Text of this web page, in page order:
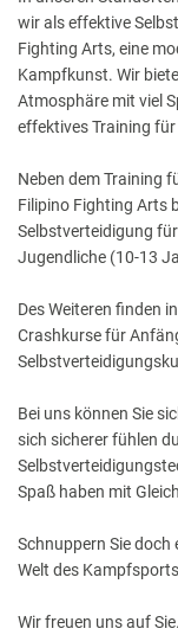
wir als effektive
Fighting Arts, eine
Kampfkunst. Wir
Atmosphäre mit viel
effektives Training
Neben dem Training
Filipino Fighting Arts
Selbstverteidigung
Jugendliche (10-13
Des Weiteren finden
Crashkurse für
Bei uns können Sie
sich sicherer fühlen
Spaß haben mit
Schnuppern Sie
Welt des
Wir freuen uns auf Sie.